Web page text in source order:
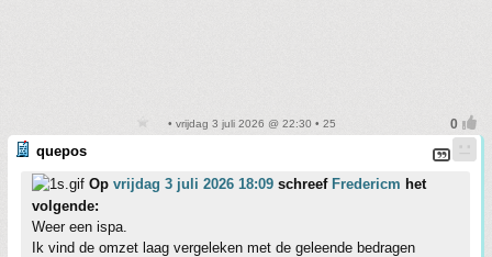
• vrijdag 3 juli 2026 @ 22:30 • 25
quepos
Op vrijdag 3 juli 2026 18:09 schreef Fredericm het
volgende:
Weer een ispa.
Ik vind de omzet laag vergeleken met de geleende bedragen